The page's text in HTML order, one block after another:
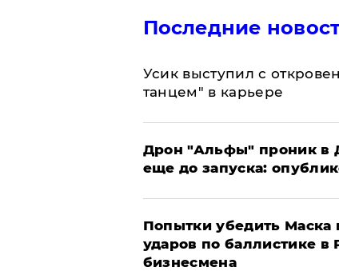
Последние
Усик выступил с
танцем" в карьере
Дрон "Альфы" проник в
еще до запуска:
Попытки убедить Маска
ударов по баллистике
бизнесмена